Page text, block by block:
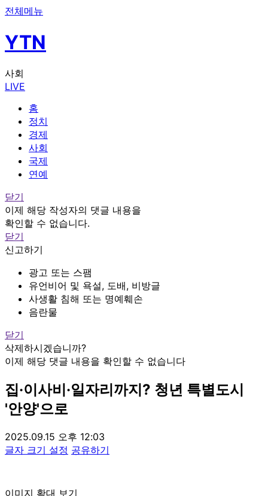
전체메뉴
YTN
사회
LIVE
홈
정치
경제
사회
국제
연예
닫기
이제 해당 작성자의 댓글 내용을
확인할 수 없습니다.
닫기
신고하기
광고 또는 스팸
유언비어 및 욕설, 도배, 비방글
사생활 침해 또는 명예훼손
음란물
닫기
삭제하시겠습니까?
이제 해당 댓글 내용을 확인할 수 없습니다
집·이사비·일자리까지? 청년 특별도시
'안양'으로
2025.09.15 오후 12:03
글자 크기 설정 공유하기
이미지 확대 보기